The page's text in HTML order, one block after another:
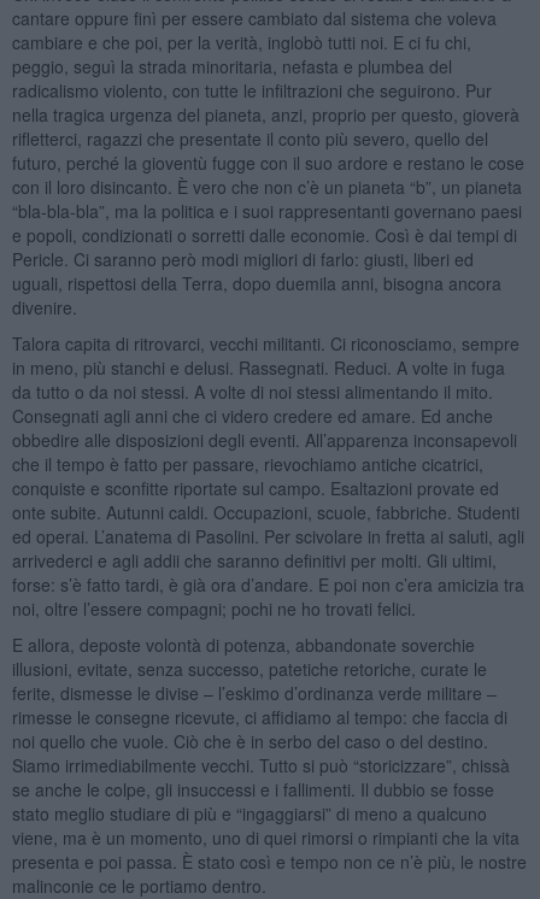
cantare oppure finì per essere cambiato dal sistema che voleva
cambiare e che poi, per la verità, inglobò tutti noi. E ci fu chi,
peggio, seguì la strada minoritaria, nefasta e plumbea del
radicalismo violento, con tutte le infiltrazioni che seguirono. Pur
nella tragica urgenza del pianeta, anzi, proprio per questo, gioverà
rifletterci, ragazzi che presentate il conto più severo, quello del
futuro, perché la gioventù fugge con il suo ardore e restano le cose
con il loro disincanto. È vero che non c’è un pianeta “b”, un pianeta
“bla-bla-bla”, ma la politica e i suoi rappresentanti governano paesi
e popoli, condizionati o sorretti dalle economie. Così è dai tempi di
Pericle. Ci saranno però modi migliori di farlo: giusti, liberi ed
uguali, rispettosi della Terra, dopo duemila anni, bisogna ancora
divenire.
Talora capita di ritrovarci, vecchi militanti. Ci riconosciamo, sempre
in meno, più stanchi e delusi. Rassegnati. Reduci. A volte in fuga
da tutto o da noi stessi. A volte di noi stessi alimentando il mito.
Consegnati agli anni che ci videro credere ed amare. Ed anche
obbedire alle disposizioni degli eventi. All’apparenza inconsapevoli
che il tempo è fatto per passare, rievochiamo antiche cicatrici,
conquiste e sconfitte riportate sul campo. Esaltazioni provate ed
onte subite. Autunni caldi. Occupazioni, scuole, fabbriche. Studenti
ed operai. L’anatema di Pasolini. Per scivolare in fretta ai saluti, agli
arrivederci e agli addii che saranno definitivi per molti. Gli ultimi,
forse: s’è fatto tardi, è già ora d’andare. E poi non c’era amicizia tra
noi, oltre l’essere compagni; pochi ne ho trovati felici.
E allora, deposte volontà di potenza, abbandonate soverchie
illusioni, evitate, senza successo, patetiche retoriche, curate le
ferite, dismesse le divise – l’eskimo d’ordinanza verde militare –
rimesse le consegne ricevute, ci affidiamo al tempo: che faccia di
noi quello che vuole. Ciò che è in serbo del caso o del destino.
Siamo irrimediabilmente vecchi. Tutto si può “storicizzare”, chissà
se anche le colpe, gli insuccessi e i fallimenti. Il dubbio se fosse
stato meglio studiare di più e “ingaggiarsi” di meno a qualcuno
viene, ma è un momento, uno di quei rimorsi o rimpianti che la vita
presenta e poi passa. È stato così e tempo non ce n’è più, le nostre
malinconie ce le portiamo dentro.